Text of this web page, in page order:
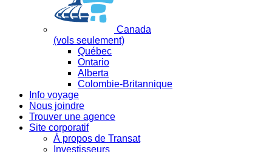
Canada
(vols seulement)
Québec
Ontario
Alberta
Colombie-Britannique
Info voyage
Nous joindre
Trouver une agence
Site corporatif
À propos de Transat
Investisseurs